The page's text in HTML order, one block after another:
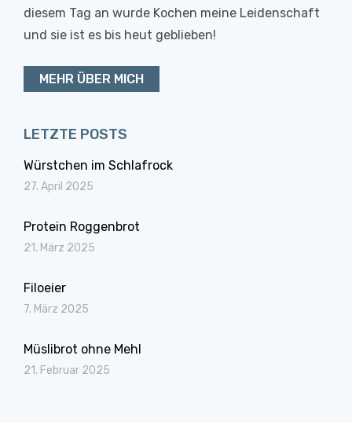
diesem Tag an wurde Kochen meine Leidenschaft
und sie ist es bis heut geblieben!
MEHR ÜBER MICH
LETZTE POSTS
Würstchen im Schlafrock
27. April 2025
Protein Roggenbrot
21. März 2025
Filoeier
7. März 2025
Müslibrot ohne Mehl
21. Februar 2025